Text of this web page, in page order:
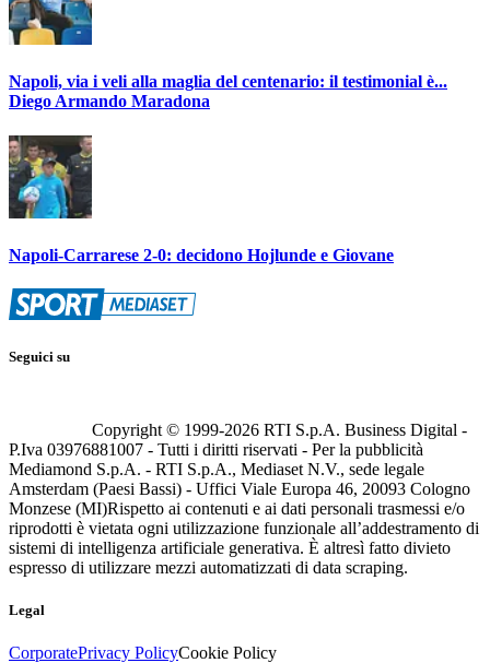
Napoli, via i veli alla maglia del centenario: il testimonial è...
Diego Armando Maradona
Napoli-Carrarese 2-0: decidono Hojlunde e Giovane
Seguici su
Copyright © 1999-2026 RTI S.p.A. Business Digital -
P.Iva 03976881007 - Tutti i diritti riservati - Per la pubblicità
Mediamond S.p.A. - RTI S.p.A., Mediaset N.V., sede legale
Amsterdam (Paesi Bassi) - Uffici Viale Europa 46, 20093 Cologno
Monzese (MI)Rispetto ai contenuti e ai dati personali trasmessi e/o
riprodotti è vietata ogni utilizzazione funzionale all’addestramento di
sistemi di intelligenza artificiale generativa. È altresì fatto divieto
espresso di utilizzare mezzi automatizzati di data scraping.
Legal
CorporatePrivacy PolicyCookie Policy